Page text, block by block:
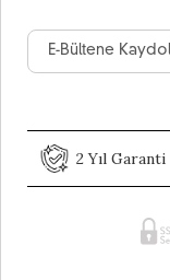
2 Yıl Garanti